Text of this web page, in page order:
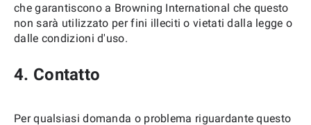
che garantiscono a Browning International che questo
non sarà utilizzato per fini illeciti o vietati dalla legge o
dalle condizioni d'uso.
4. Contatto
Per qualsiasi domanda o problema riguardante questo